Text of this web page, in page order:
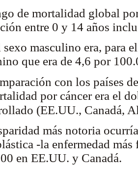
de mortalidad global
entre 0 y 14 años
masculino era, para
que era de 4,6 por
con los países
por cáncer era el
(EE.UU., Canadá,
más notoria
-la enfermedad
en EE.UU. y Canadá.